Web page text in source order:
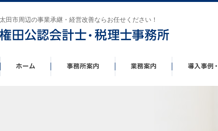
太田市周辺の事業承継・経営改善ならお任せください！